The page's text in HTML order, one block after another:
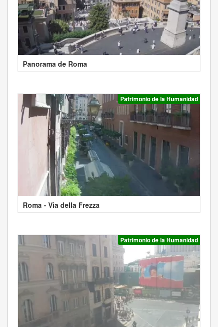
Panorama de Roma
Patrimonio de la Humanidad
Roma - Via della Frezza
Patrimonio de la Humanidad